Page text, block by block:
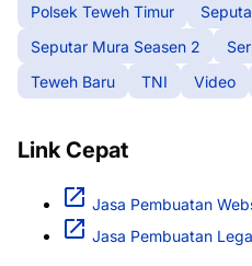
Polsek Teweh Timur
Seputar Mura Seasen 2
Teweh Baru
TNI Video
Link Cepat
Jasa Pembuatan
Jasa Pembuatan